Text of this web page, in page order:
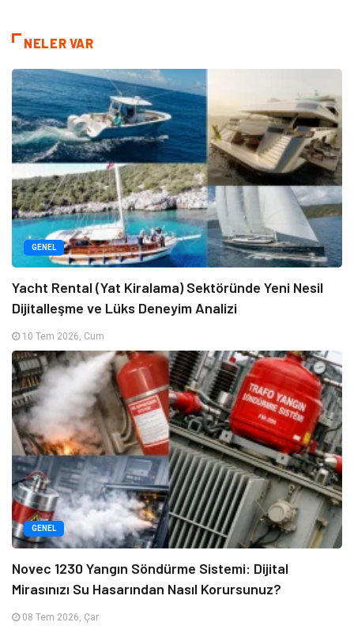
NELER VAR
GENEL
Yacht Rental (Yat Kiralama) Sektöründe Yeni Nesil
Dijitalleşme ve Lüks Deneyim Analizi
10 Tem 2026, Cum
GENEL
Novec 1230 Yangın Söndürme Sistemi: Dijital
Mirasınızı Su Hasarından Nasıl Korursunuz?
08 Tem 2026, Çar